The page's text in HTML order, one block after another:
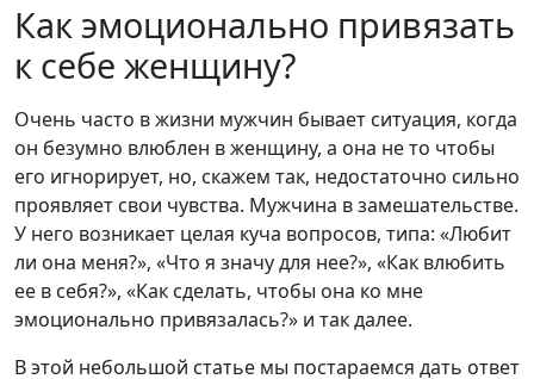
Как эмоционально привязать
к себе женщину?
Очень часто в жизни мужчин бывает ситуация, когда
он безумно влюблен в женщину, а она не то чтобы
его игнорирует, но, скажем так, недостаточно сильно
проявляет свои чувства. Мужчина в замешательстве.
У него возникает целая куча вопросов, типа: «Любит
ли она меня?», «Что я значу для нее?», «Как влюбить
ее в себя?», «Как сделать, чтобы она ко мне
эмоционально привязалась?» и так далее.
В этой небольшой статье мы постараемся дать ответ